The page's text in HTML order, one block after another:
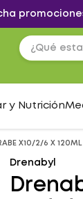
y Nutrición
X10/2/6 X 120ML
Drenabyl